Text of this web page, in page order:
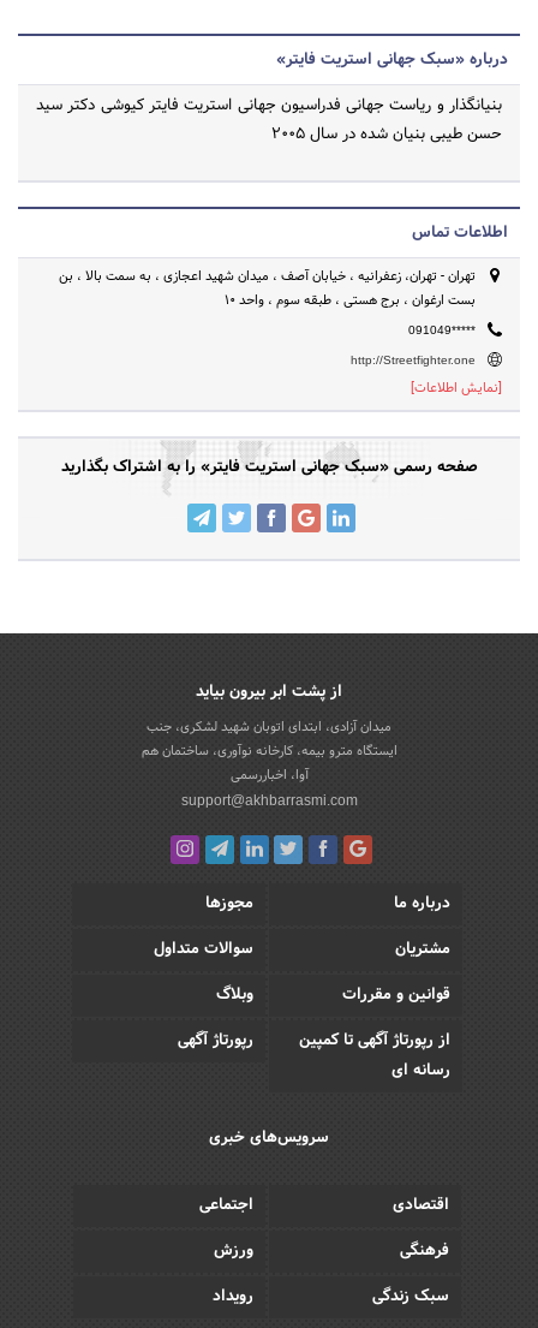
درباره «سبک جهانی استریت فایتر»
بنیانگذار و ریاست جهانی فدراسیون جهانی استریت فایتر کیوشی دکتر سید
حسن طیبی بنیان شده در سال ۲۰۰۵
اطلاعات تماس
تهران - تهران، زعفرانیه ، خیابان آصف ، میدان شهید اعجازی ، به سمت بالا ، بن
بست ارغوان ، برج هستی ، طبقه سوم ، واحد ۱۰
091049*****
http://Streetfighter.one
[نمایش اطلاعات]
صفحه رسمی «سبک جهانی استریت فایتر» را به اشتراک بگذارید
از پشت ابر بیرون بیاید
میدان آزادی، ابتدای اتوبان شهید لشکری، جنب
ایستگاه مترو بیمه، کارخانه نوآوری، ساختمان هم
آوا، اخباررسمی
support@akhbarrasmi.com
درباره ما
مجوزها
مشتریان
سوالات متداول
قوانین و مقررات
وبلاگ
از رپورتاژ آگهی تا کمپین
رسانه ای
رپورتاژ آگهی
سرویس‌های خبری
اقتصادی
اجتماعی
فرهنگی
ورزش
سبک زندگی
رویداد